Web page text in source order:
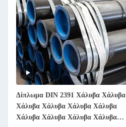
Δίπλωμα DIN 2391 Χάλυβα Χάλυβα
Χάλυβα Χάλυβα Χάλυβα Χάλυβα
Χάλυβα Χάλυβα Χάλυβα Χάλυβα